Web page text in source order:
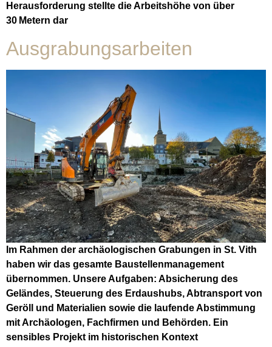
Herausforderung stellte die Arbeitshöhe von über
30 Metern dar
Ausgrabungsarbeiten
Im Rahmen der archäologischen Grabungen in St. Vith
haben wir das gesamte Baustellenmanagement
übernommen. Unsere Aufgaben: Absicherung des
Geländes, Steuerung des Erdaushubs, Abtransport von
Geröll und Materialien sowie die laufende Abstimmung
mit Archäologen, Fachfirmen und Behörden. Ein
sensibles Projekt im historischen Kontext